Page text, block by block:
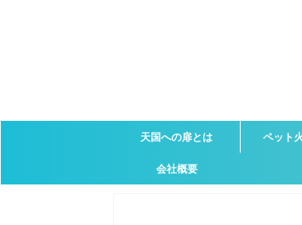
天国への扉とは ペット
会社概要